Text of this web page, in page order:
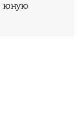
юную